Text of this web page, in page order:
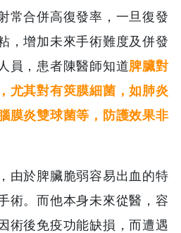
常合併高復發率，一旦復發
，增加未來手術難度及併發
員，患者陳醫師知道脾臟對
尤其對有筴膜細菌，如肺炎
膜炎雙球菌等，防護效果非
由於脾臟脆弱容易出血的特
術。而他本身未來從醫，容
術後免疫功能缺損，而遭遇